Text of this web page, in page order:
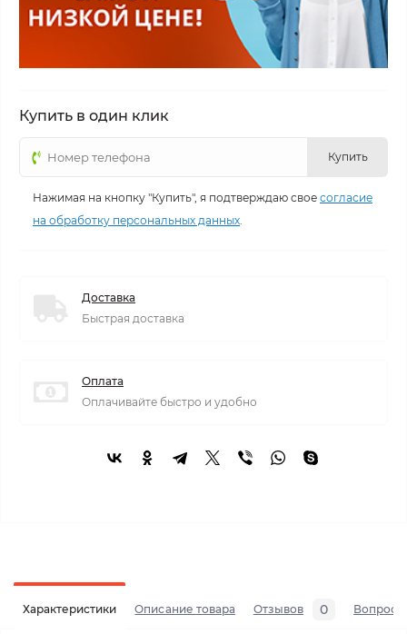
Купить в один клик
Купить
Нажимая на кнопку "Купить", я подтверждаю свое согласие
на обработку персональных данных
Доставка
Быстрая доставка
Оплата
Оплачивайте быстро и удобно
Характеристики Описание товара Отзывов 0 Вопросы